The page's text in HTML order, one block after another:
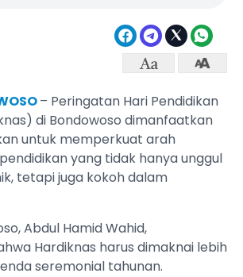
– Peringatan Hari Pendidikan
di Bondowoso dimanfaatkan
untuk memperkuat arah
yang tidak hanya unggul
tetapi juga kokoh dalam
Abdul Hamid Wahid,
Hardiknas harus dimaknai lebih
seremonial tahunan.